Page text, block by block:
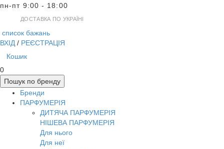
пн-пт 9:00 - 18:00
ДОСТАВКА ПО УКРАЇНІ
список бажань
ВХІД / РЕЄСТРАЦІЯ
Кошик
0
Пошук по бренду
Бренди
ПАРФУМЕРІЯ
ДИТЯЧА ПАРФУМЕРІЯ
НІШЕВА ПАРФУМЕРІЯ
Для нього
Для неї